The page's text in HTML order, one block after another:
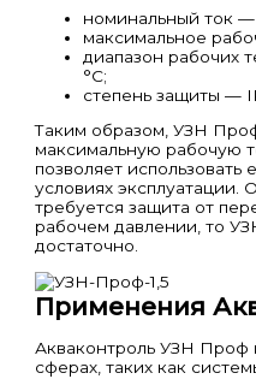
номинальный ток —
максимальное
диапазон рабочих
°C;
степень защиты —
Таким образом, УЗН
максимальную рабочую
позволяет использовать
условиях эксплуатации.
требуется защита от
рабочем давлении, то
достаточно.
Применения
Акваконтроль УЗН Проф
сферах, таких как